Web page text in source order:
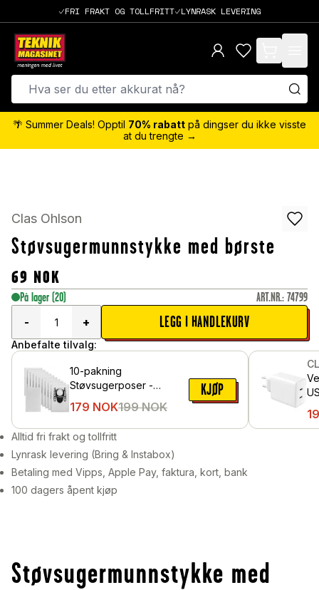
FRI FRAKT OG TOLLFRITT LYNRASK LEVERING
items in cart,
🌴 Summer Deals! Opptil 70% rabatt på dingser du ikke visste
at du trengte →
Clas Ohlson
Støvsugermunnstykke med børste
69 NOK
På lager (20) ART.NR.: 74799
-
+ LEGG I HANDLEKURV
Anbefalte tilvalg:
10-pakning
Støvsugerposer -
G All
179 NOK199 NOK
KJØP
Alltid fri frakt og tollfritt
Lynrask levering (Bring & Instabox)
Betaling med Vipps, Apple Pay, faktura, kort, bank
100 dagers åpent kjøp
Støvsugermunnstykke med